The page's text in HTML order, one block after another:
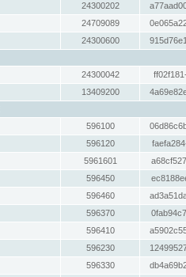
24300202
24709089
24300600
24300042
13409200
596100
596120
5961601
596450
596460
596370
596410
596230
596330